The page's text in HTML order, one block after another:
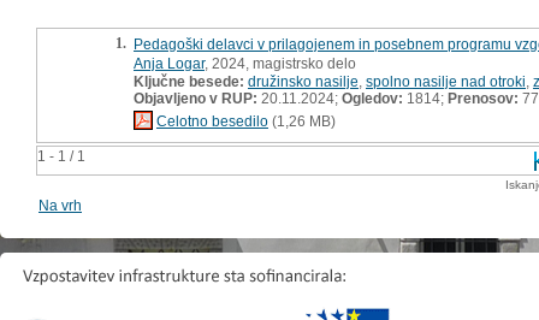
1 - 1 / 1
1. Pedagoški delavci v prilagojenem in posebnem programu
Anja Logar, 2024, magistrsko delo
Ključne besede: družinsko nasilje spolno nasilje nad otroki
Objavljeno v RUP: 20.11.2024; Ogledov: 1814; Prenosov: 77
Celotno besedilo (1,26 MB)
Na vrh